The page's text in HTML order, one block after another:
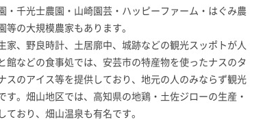
・千光士農園・山崎園芸・ハッピーファーム・はぐみ農
等の大規模農家もあります。
家、野良時計、土居廓中、城跡などの観光スッポトが人
館などの食事処では、安芸市の特産物を使ったナスのタ
スのアイス等を提供しており、地元の人のみならず観光
す。畑山地区では、高知県の地鶏・土佐ジローの生産・
ており、畑山温泉も有名です。